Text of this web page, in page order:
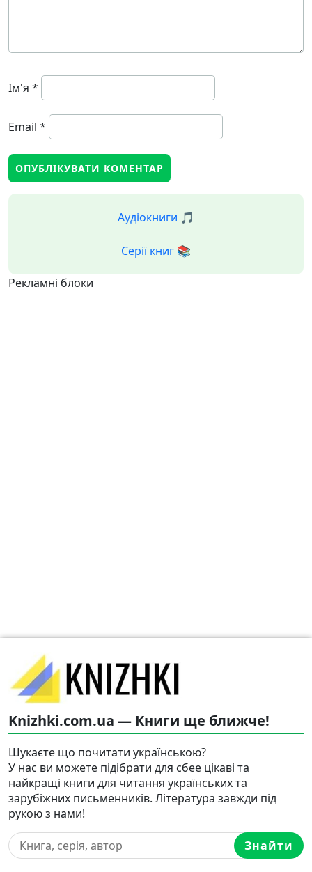
Ім'я *
Email *
Аудіокниги 🎵
Серії книг 📚
Рекламні блоки
Knizhki.com.ua — Книги ще ближче!
Шукаєте що почитати українською?
У нас ви можете підібрати для сбее цікаві та
найкращі книги для читання українських та
зарубіжних письменників. Література завжди під
рукою з нами!
Знайти